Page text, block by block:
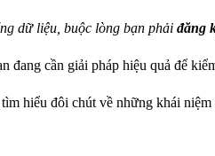
dữ liệu, buộc lòng bạn phải đăng
đang cần giải pháp hiệu quả để
hiểu đôi chút về những khái niệm